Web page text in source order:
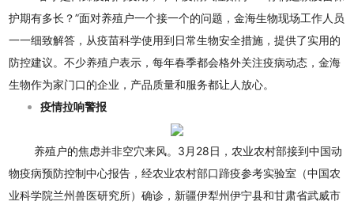
护期有多长？”面对养殖户一个接一个的问题，金海生物现场工作人员
一一细致解答，从疫苗科学使用到日常生物安全措施，提供了实用的
防控建议。不少养殖户表示，每年春季都会格外关注疫病动态，金海
生物作为家门口的企业，产品质量和服务都让人放心。
疫情拉响警报
养殖户的焦虑并非空穴来风。3月28日，农业农村部接到中国动
物疫病预防控制中心报告，经农业农村部口蹄疫参考实验室（中国农
业科学院兰州兽医研究所）确诊，新疆伊犁州伊宁县和甘肃省武威市